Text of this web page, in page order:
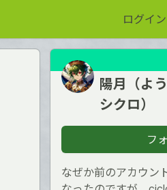
ログイン
陽月（よ
シクロ）
フ
なぜか前のアカウン